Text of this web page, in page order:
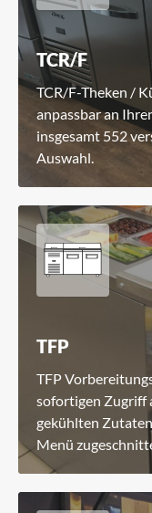
TCR/F
TCR/F-Theken /
anpassbar an
insgesamt 552
Auswahl.
TFP
TFP
sofortigen Zugriff
gekühlten
Menü